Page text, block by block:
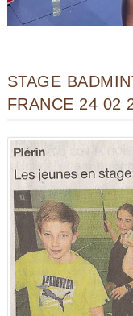
STAGE
FRANCE 24 02